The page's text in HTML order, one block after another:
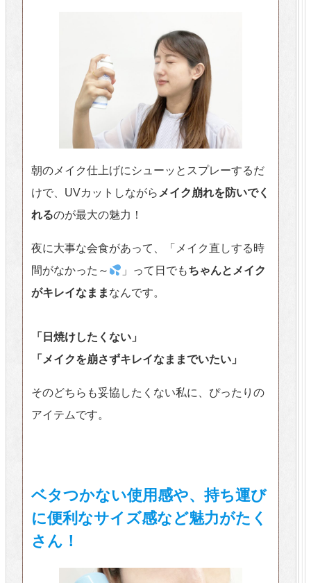
朝のメイク仕上げにシューッとスプレーするだ
けで、UVカットしながら メイク崩れを防いでく
れるのが最大の魅力！
夜に大事な会食があって、「メイク直しする時
間がなかった～
」って日でもちゃんとメイク
がキレイなまま なんです。
「日焼けしたくない」
「メイクを崩さずキレイなままでいたい」
そのどちらも妥協したくない私に、ぴったりの
アイテムです。
ベタつかない使用感や、持ち運び
に便利なサイズ感など魅力がたく
さん！